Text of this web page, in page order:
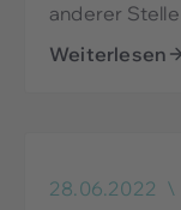
anderer
Weiterlesen
28.06.2022 \